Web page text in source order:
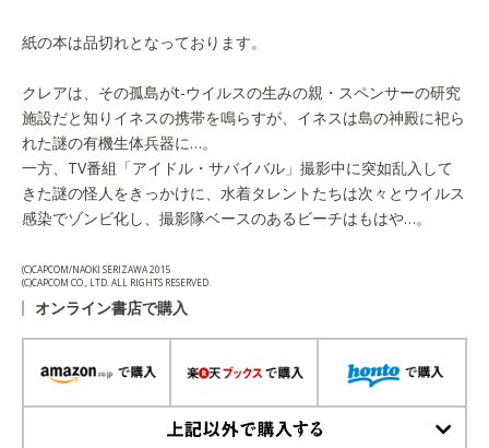
紙の本は品切れとなっております。
クレアは、その孤島がt-ウイルスの生みの親・スペンサーの研究
施設だと知りイネスの携帯を鳴らすが、イネスは島の神殿に祀ら
れた謎の有機生体兵器に…。
一方、TV番組「アイドル・サバイバル」撮影中に突如乱入して
きた謎の怪人をきっかけに、水着タレントたちは次々とウイルス
感染でゾンビ化し、撮影隊ベースのあるビーチはもはや…。
(C)CAPCOM/NAOKI SERIZAWA 2015
(C)CAPCOM CO., LTD. ALL RIGHTS RESERVED.
オンライン書店で購入